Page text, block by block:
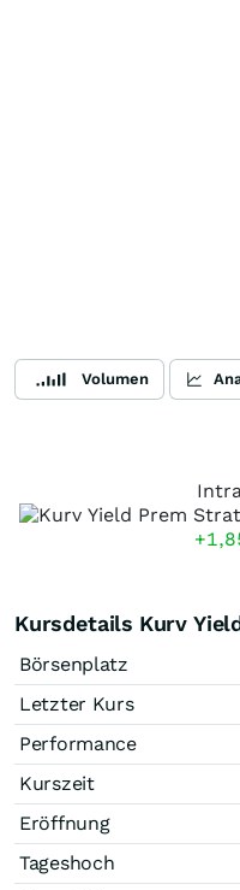
Volumen
Kursdetails Kurv
Börsenplatz
Letzter Kurs
Performance
Kurszeit
Eröffnung
Tageshoch